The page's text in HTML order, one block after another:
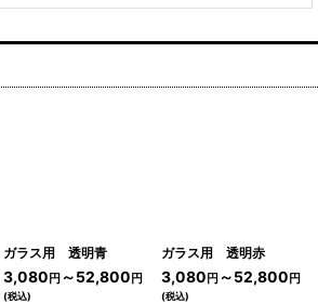
ガラス用 透明青
3,080 円 ～52,800 円
(税込)
ガラス用 透明赤
3,080 円 ～52,800 円
(税込)